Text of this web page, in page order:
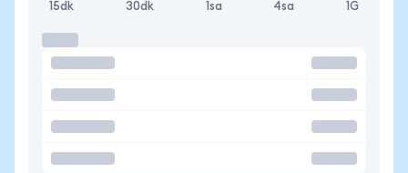
15dk 30dk 1sa 4sa 1G